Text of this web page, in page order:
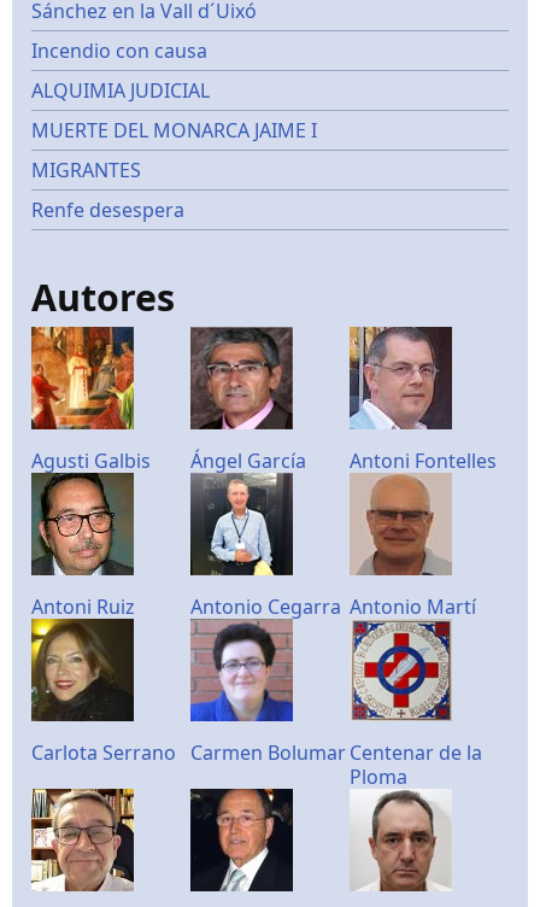
Sánchez en la Vall d´Uixó
Incendio con causa
ALQUIMIA JUDICIAL
MUERTE DEL MONARCA JAIME I
MIGRANTES
Renfe desespera
Autores
Agusti Galbis Ángel García Antoni Fontelles
Antoni Ruiz Antonio Cegarra Antonio Martí
Carlota Serrano Carmen BolumarCentenar de la
Ploma